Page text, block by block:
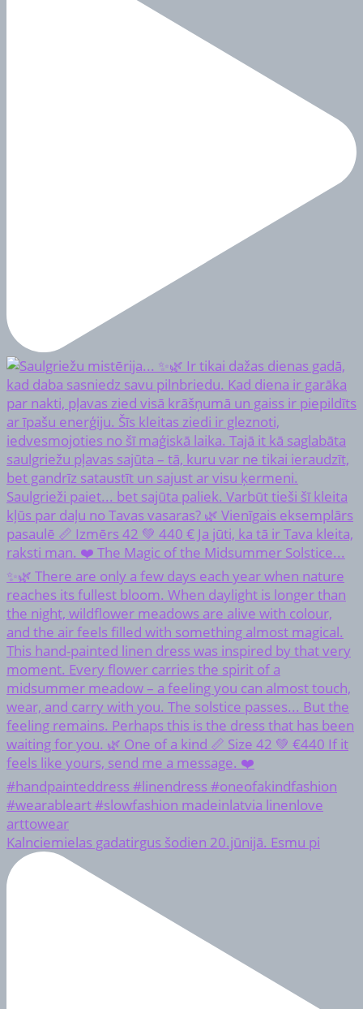
Kalnciemielas gadatirgus šodien 20.jūnijā. Esmu pi